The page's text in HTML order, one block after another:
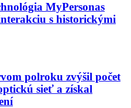
MyPersonas
s historickými
polroku zvýšil počet
sieť a získal